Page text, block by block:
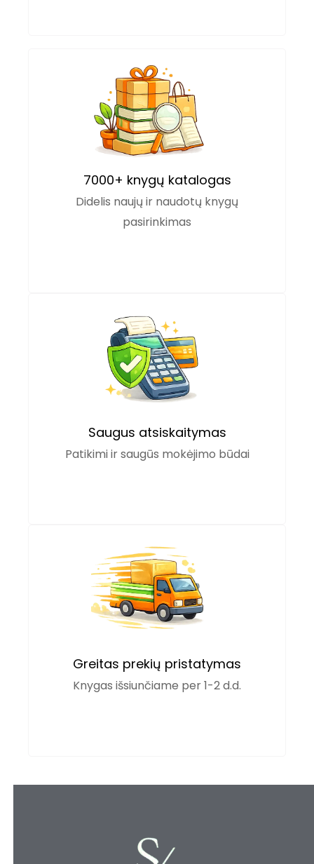
7000+ knygų katalogas
Didelis naujų ir naudotų knygų
pasirinkimas
Saugus atsiskaitymas
Patikimi ir saugūs mokėjimo būdai
Greitas prekių pristatymas
Knygas išsiunčiame per 1-2 d.d.